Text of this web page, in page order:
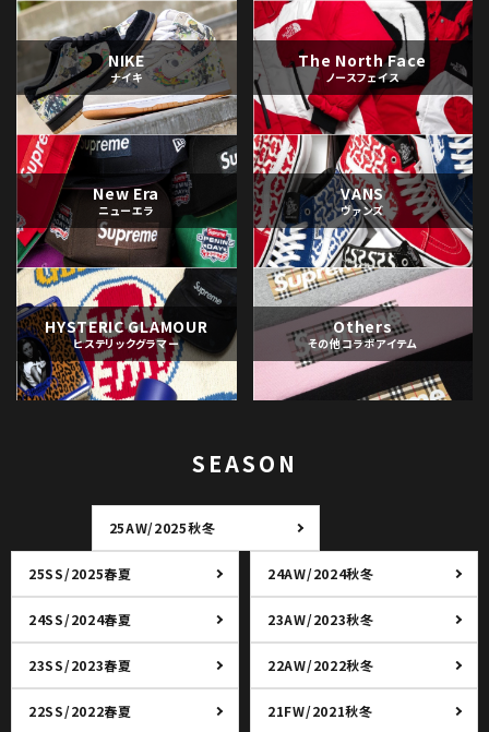
NIKE
ナイキ
The North Face
ノースフェイス
New Era
ニューエラ
VANS
ヴァンズ
HYSTERIC GLAMOUR
ヒステリックグラマー
Others
その他コラボアイテム
SEASON
25AW/2025秋冬
25SS/2025春夏 24AW/2024秋冬
24SS/2024春夏 23AW/2023秋冬
23SS/2023春夏 22AW/2022秋冬
22SS/2022春夏 21FW/2021秋冬